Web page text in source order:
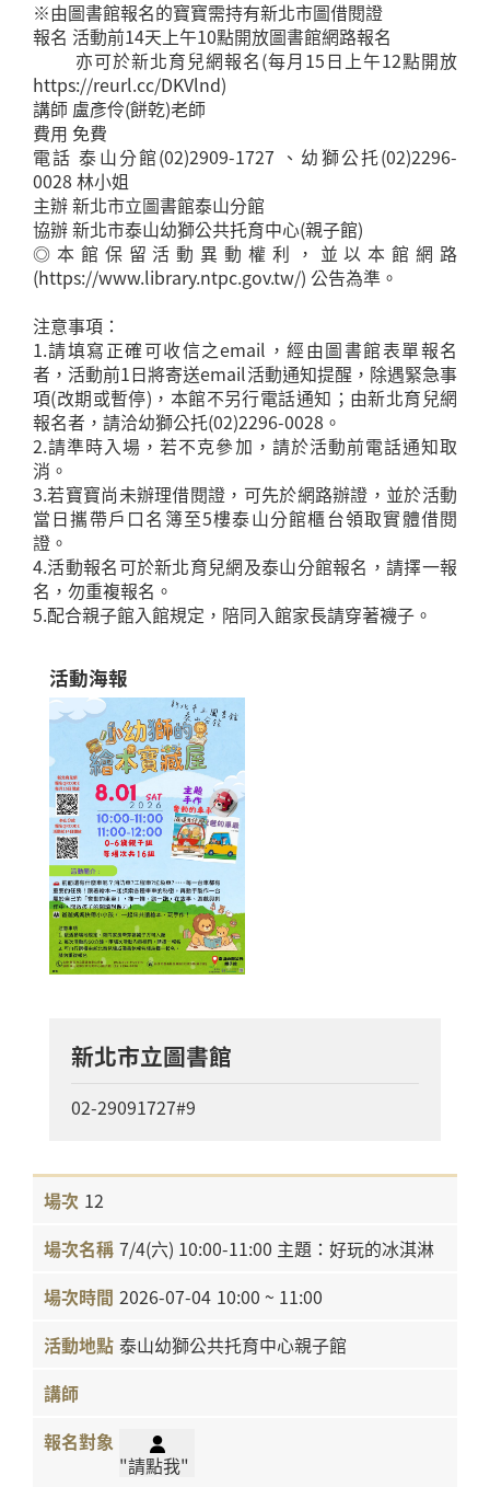
※由圖書館報名的寶寶需持有新北市圖借閱證
報名 活動前14天上午10點開放圖書館網路報名
亦可於新北育兒網報名(每月15日上午12點開放
https://reurl.cc/DKVlnd)
講師 盧彥伶(餅乾)老師
費用 免費
電話 泰山分館(02)2909-1727 、幼獅公托(02)2296-
0028 林小姐
主辦 新北市立圖書館泰山分館
協辦 新北市泰山幼獅公共托育中心(親子館)
◎本館保留活動異動權利，並以本館網路
(https://www.library.ntpc.gov.tw/) 公告為準。
注意事項：
1.請填寫正確可收信之email，經由圖書館表單報名
者，活動前1日將寄送email活動通知提醒，除遇緊急事
項(改期或暫停)，本館不另行電話通知；由新北育兒網
報名者，請洽幼獅公托(02)2296-0028。
2.請準時入場，若不克參加，請於活動前電話通知取
消。
3.若寶寶尚未辦理借閱證，可先於網路辦證，並於活動
當日攜帶戶口名簿至5樓泰山分館櫃台領取實體借閱
證。
4.活動報名可於新北育兒網及泰山分館報名，請擇一報
名，勿重複報名。
5.配合親子館入館規定，陪同入館家長請穿著襪子。
活動海報
新北市立圖書館
02-29091727#9
12
7/4(六) 10:00-11:00 主題：好玩的冰淇淋
2026-07-04 10:00 ~ 11:00
泰山幼獅公共托育中心親子館
"請點我"